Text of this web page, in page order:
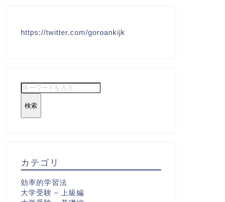
https://twitter.com/goroankijk
検索
カテゴリ
効率的学習法
大学受験 – 上級編